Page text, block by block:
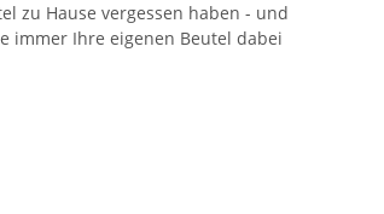
zu Hause vergessen haben - und
immer Ihre eigenen Beutel dabei